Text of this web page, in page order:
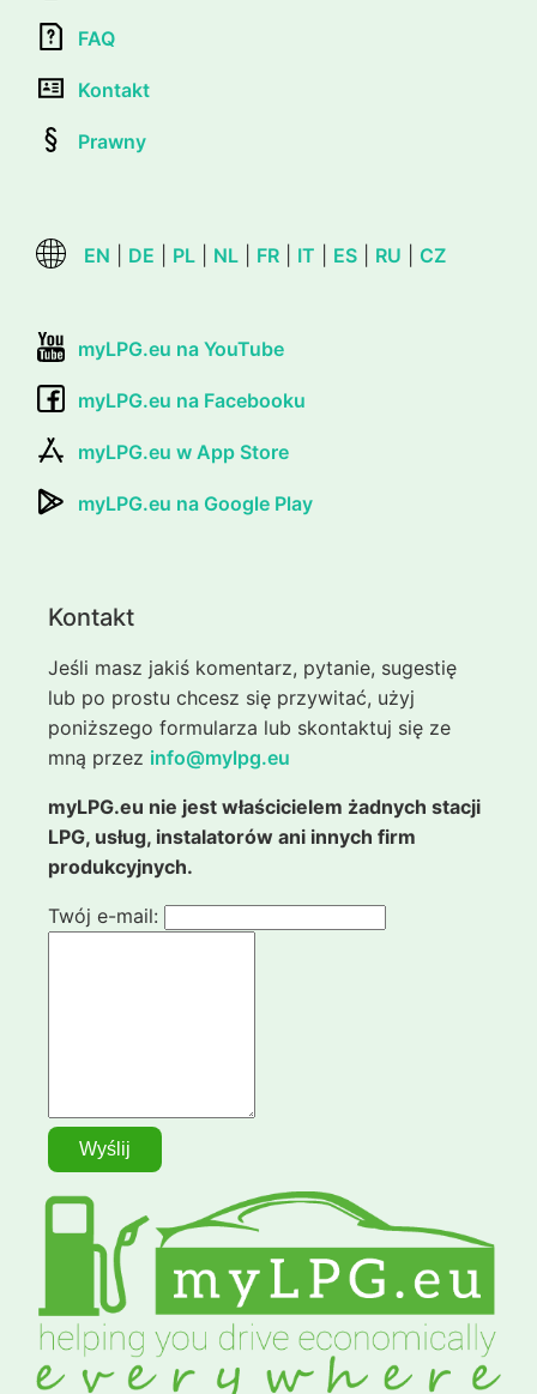
FAQ
Kontakt
Prawny
EN DE PL NL FR IT ES RU CZ
myLPG.eu na YouTube
myLPG.eu na Facebooku
myLPG.eu w App Store
myLPG.eu na Google Play
Kontakt
Jeśli masz jakiś komentarz, pytanie, sugestię
lub po prostu chcesz się przywitać, użyj
poniższego formularza lub skontaktuj się ze
mną przez info@mylpg.eu
myLPG.eu nie jest właścicielem żadnych stacji
LPG, usług, instalatorów ani innych firm
produkcyjnych.
Twój e-mail: